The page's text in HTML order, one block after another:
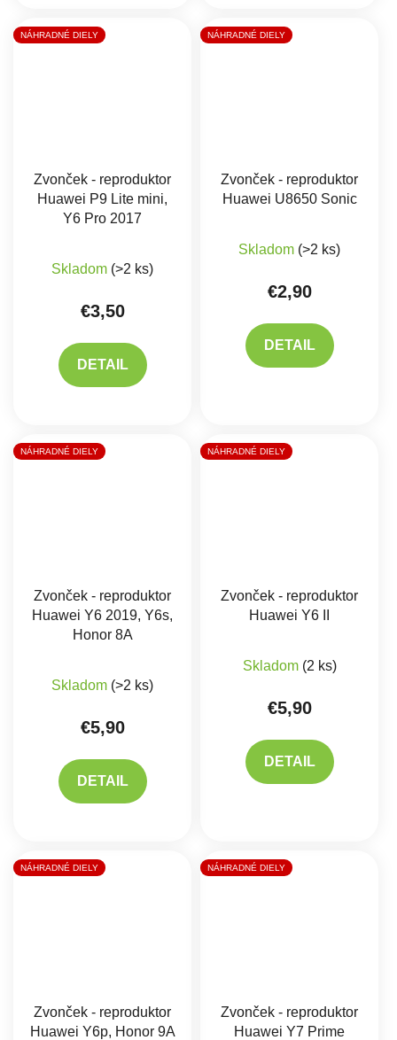
NÁHRADNÉ DIELY
Zvonček - reproduktor
Huawei P9 Lite mini,
Y6 Pro 2017
Skladom (>2 ks)
€3,50
DETAIL
NÁHRADNÉ DIELY
Zvonček - reproduktor
Huawei U8650 Sonic
Skladom (>2 ks)
€2,90
DETAIL
NÁHRADNÉ DIELY
Zvonček - reproduktor
Huawei Y6 2019, Y6s,
Honor 8A
Skladom (>2 ks)
€5,90
DETAIL
NÁHRADNÉ DIELY
Zvonček - reproduktor
Huawei Y6 II
Skladom (2 ks)
€5,90
DETAIL
NÁHRADNÉ DIELY
Zvonček - reproduktor
Huawei Y6p, Honor 9A
NÁHRADNÉ DIELY
Zvonček - reproduktor
Huawei Y7 Prime